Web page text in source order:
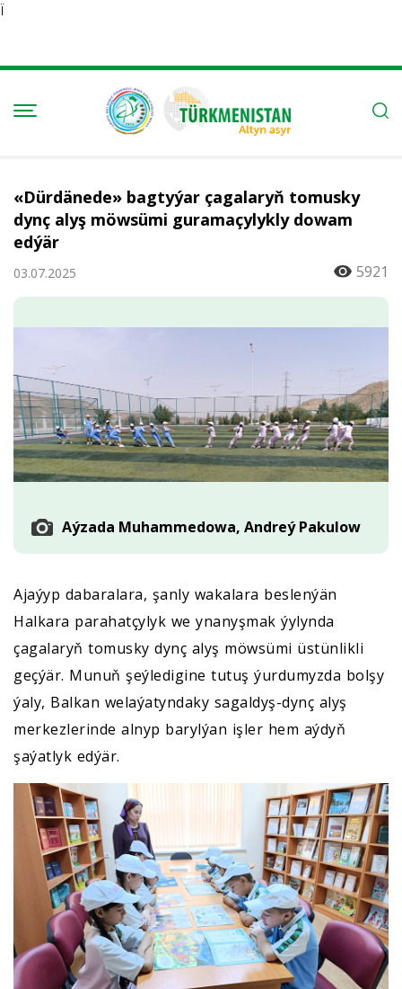
Ï
«Dürdänede» bagtyýar çagalaryň tomusky
dynç alyş möwsümi guramaçylykly dowam
edýär
03.07.2025 5921
Aýzada Muhammedowa, Andreý Pakulow
Ajaýyp dabaralara, şanly wakalara beslenýän
Halkara parahatçylyk we ynanyşmak ýylynda
çagalaryň tomusky dynç alyş möwsümi üstünlikli
geçýär. Munuň şeýledigine tutuş ýurdumyzda bolşy
ýaly, Balkan welaýatyndaky sagaldyş-dynç alyş
merkezlerinde alnyp barylýan işler hem aýdyň
şaýatlyk edýär.